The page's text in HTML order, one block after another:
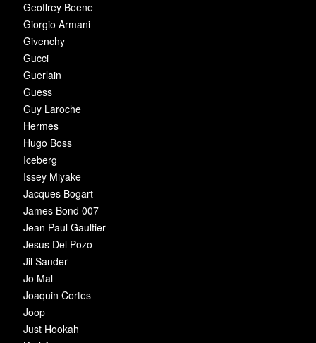
Geoffrey Beene
Giorgio Armani
Givenchy
Gucci
Guerlain
Guess
Guy Laroche
Hermes
Hugo Boss
Iceberg
Issey Miyake
Jacques Bogart
James Bond 007
Jean Paul Gaultier
Jesus Del Pozo
Jil Sander
Jo Mal
Joaquin Cortes
Joop
Just Hookah